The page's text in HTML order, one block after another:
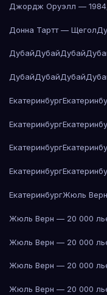
Джордж Оруэлл — 1984
Донна Тартт — Щегол
ДубайДубайДубай
ДубайДубайДубай
Екатеринбург
Екатеринбург
Екатеринбург
Екатеринбург
ЕкатеринбургЖюль
Жюль Верн — 20 000
Жюль Верн — 20 000
Жюль Верн — 20 000
Жюль Верн — 20 000